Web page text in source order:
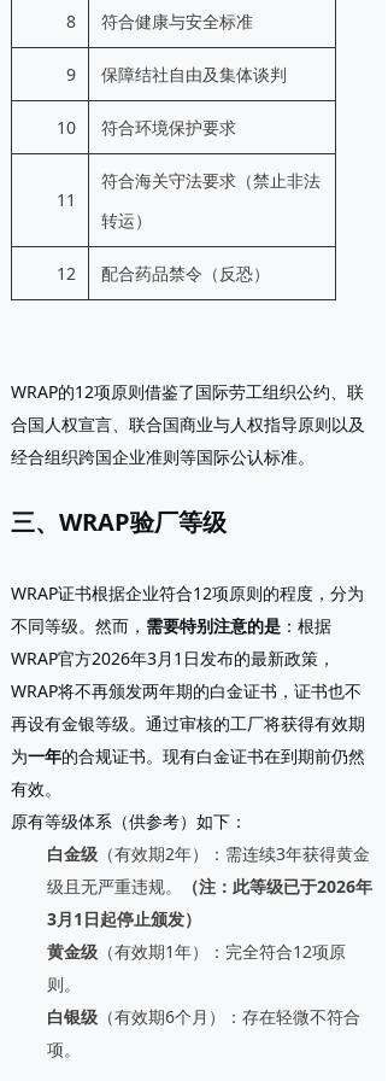
8 符合健康与安全标准
9 保障结社自由及集体谈判
10 符合环境保护要求
11
符合海关守法要求（禁止非法
转运）
12 配合药品禁令（反恐）
WRAP的12项原则借鉴了国际劳工组织公约、联
合国人权宣言、联合国商业与人权指导原则以及
经合组织跨国企业准则等国际公认标准。
三、WRAP验厂等级
WRAP证书根据企业符合12项原则的程度，分为
不同等级。然而， 需要特别注意的是 ：根据
WRAP官方2026年3月1日发布的最新政策，
WRAP将不再颁发两年期的白金证书，证书也不
再设有金银等级。通过审核的工厂将获得有效期
为一年的合规证书。现有白金证书在到期前仍然
有效。
原有等级体系（供参考）如下：
白金级 （有效期2年）：需连续3年获得黄金
级且无严重违规。
（注：此等级已于2026年
3月1日起停止颁发）
黄金级 （有效期1年）：完全符合12项原
则。
白银级 （有效期6个月）：存在轻微不符合
项。